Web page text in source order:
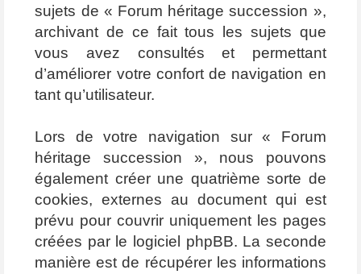
sujets de « Forum héritage succession »,
archivant de ce fait tous les sujets que
vous avez consultés et permettant
d’améliorer votre confort de navigation en
tant qu’utilisateur.
Lors de votre navigation sur « Forum
héritage succession », nous pouvons
également créer une quatrième sorte de
cookies, externes au document qui est
prévu pour couvrir uniquement les pages
créées par le logiciel phpBB. La seconde
manière est de récupérer les informations